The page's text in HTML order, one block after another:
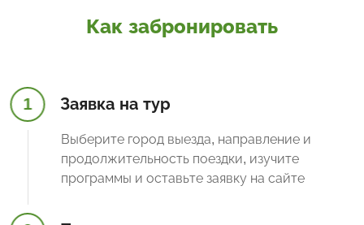
Как забронировать
1 Заявка на тур
Выберите город выезда, направление и
продолжительность поездки, изучите
программы и оставьте заявку на сайте